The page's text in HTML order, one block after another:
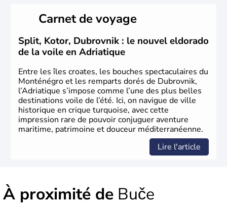
Carnet de voyage
Split, Kotor, Dubrovnik : le nouvel eldorado
de la voile en Adriatique
Entre les îles croates, les bouches spectaculaires du
Monténégro et les remparts dorés de Dubrovnik,
l’Adriatique s’impose comme l’une des plus belles
destinations voile de l’été. Ici, on navigue de ville
historique en crique turquoise, avec cette
impression rare de pouvoir conjuguer aventure
maritime, patrimoine et douceur méditerranéenne.
Lire l'article
À proximité de Buče